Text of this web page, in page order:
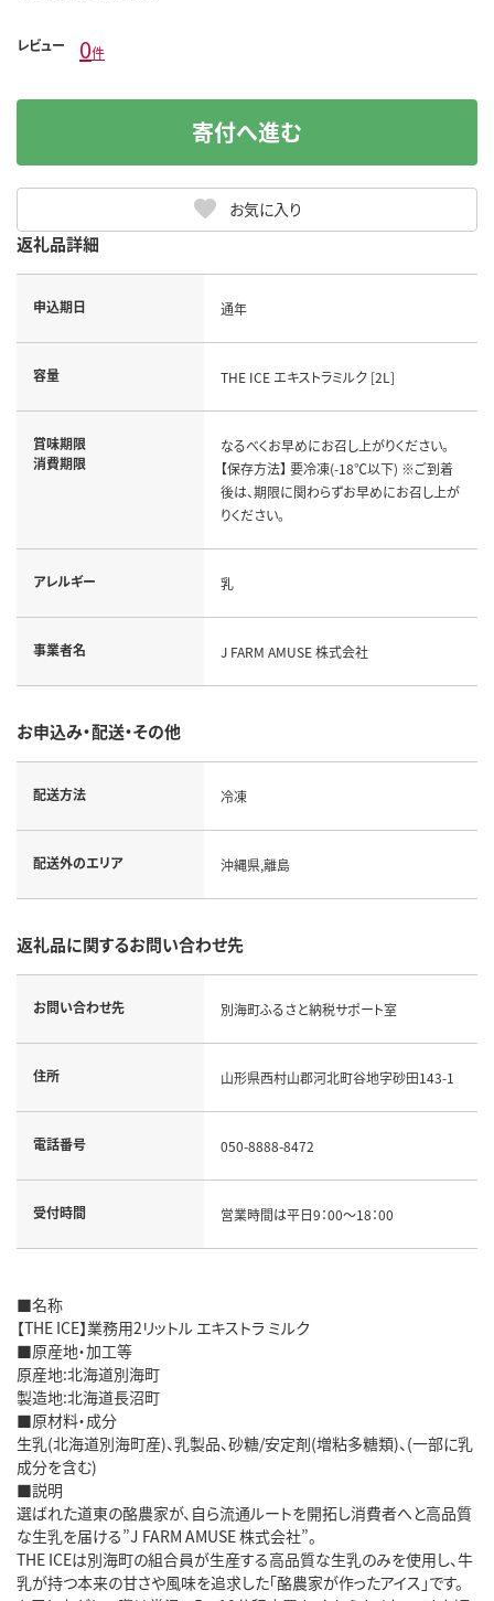
レビュー 0件
お気に入り
寄付へ進む
返礼品詳細
申込期日 通年
容量 THE ICE エキストラミルク [2L]
賞味期限
消費期限
なるべくお早めにお召し上がりください。
【保存方法】 要冷凍(-18℃以下) ※ご到着
後は、期限に関わらずお早めにお召し上が
りください。
アレルギー 乳
事業者名 J FARM AMUSE 株式会社
お申込み・配送・その他
配送方法 冷凍
配送外のエリア 沖縄県,離島
返礼品に関するお問い合わせ先
お問い合わせ先 別海町ふるさと納税サポート室
住所 山形県西村山郡河北町谷地字砂田143-1
電話番号 050-8888-8472
受付時間 営業時間は平日9：00～18：00
■名称
【THE ICE】業務用2リットル エキストラ ミルク
■原産地・加工等
原産地:北海道別海町
製造地:北海道長沼町
■原材料・成分
生乳(北海道別海町産)、乳製品、砂糖/安定剤(増粘多糖類)、(一部に乳
成分を含む)
■説明
選ばれた道東の酪農家が、自ら流通ルートを開拓し消費者へと高品質
な生乳を届ける”J FARM AMUSE 株式会社”。
THE ICEは別海町の組合員が生産する高品質な生乳のみを使用し、牛
乳が持つ本来の甘さや風味を追求した「酪農家が作ったアイス」です。